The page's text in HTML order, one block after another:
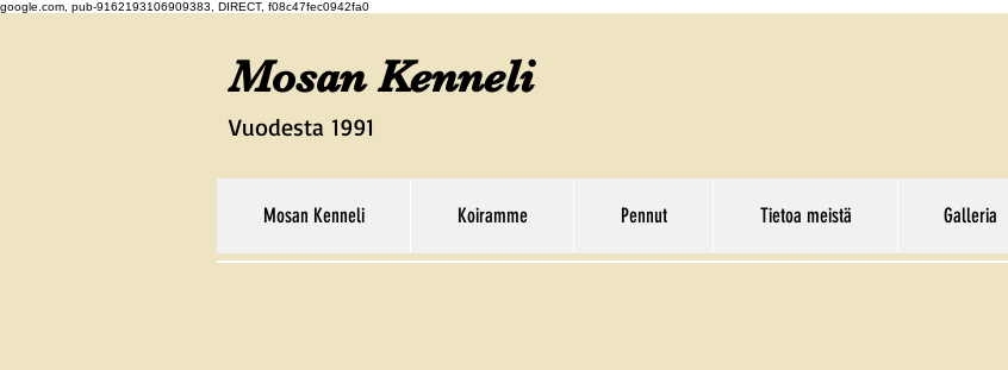
google.com, pub-9162193106909383, DIRECT, f08c47fec0942fa0
Mosan Kenneli
Vuodesta 1991
Mosan Kenneli Koiramme Pennut Tietoa meistä Galleria